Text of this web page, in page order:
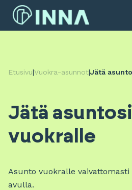
Etusivu|Vuokra-asunnot|Jätä
Jätä asuntosi
vuokralle
Asunto vuokralle
avulla.